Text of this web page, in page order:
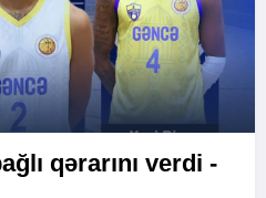
qərarını verdi -